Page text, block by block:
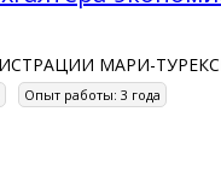
МАРИ-
Опыт работы: 3 года